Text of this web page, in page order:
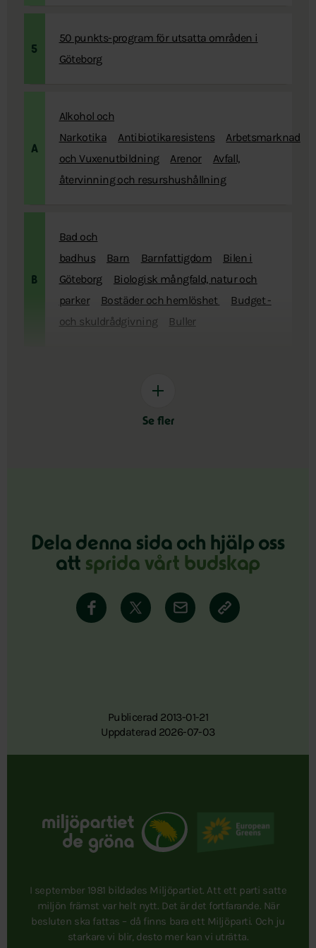
5
50 punkts-program för utsatta områden i
Göteborg
A
Alkohol och
Narkotika
Antibiotikaresistens
Arbetsmarknad
och Vuxenutbildning
Arenor
Avfall,
återvinning och resurshushållning
B
Bad och
badhus
Barn Barnfattigdom
Bilen i
Göteborg
Biologisk mångfald, natur och
parker
Bostäder och hemlöshet
Budget -
och skuldrådgivning
Buller
Se fler
Dela denna sida och hjälp oss
att sprida vårt budskap
Publicerad 2013-01-21
Uppdaterad 2026-07-03
I september 1981 bildades Miljöpartiet. Att ett parti satte
miljön främst var helt nytt. Det är det fortfarande. När
besluten ska fattas – då finns bara ett Miljöparti. Och ju
starkare vi blir, desto mer kan vi uträtta.